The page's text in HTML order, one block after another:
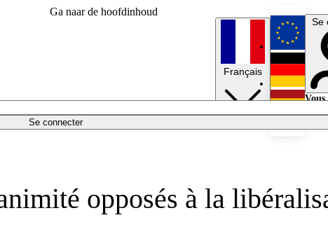
Ga naar de hoofdinhoud
Se connecter
Français
Se
Vous
opposés à la